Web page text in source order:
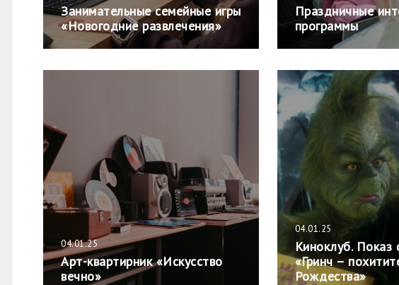
Занимательные семейные игры
«Новогодние развлечения»
Праздничные
программы
04.01.25
Арт-квартирник «Искусство
вечно»
04.01.25
Киноклуб. Показ
«Гринч –
Рождества»